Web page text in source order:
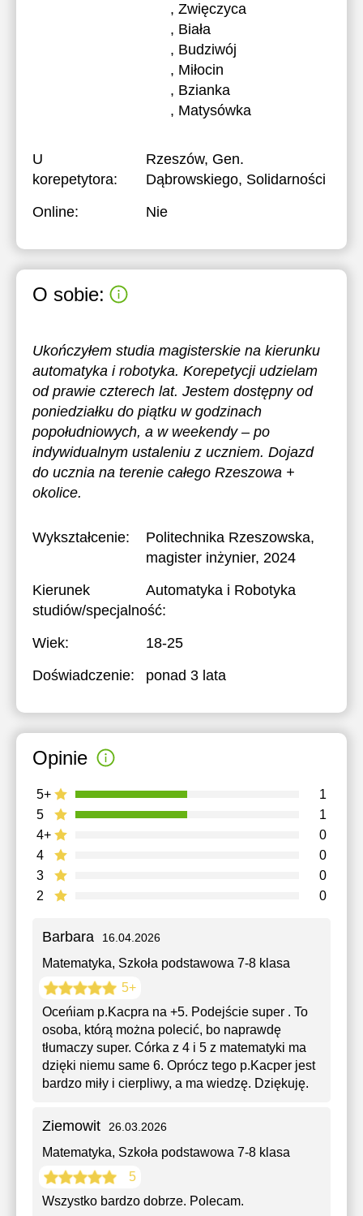
, Zwięczyca
, Biała
, Budziwój
, Miłocin
, Bzianka
, Matysówka
U
korepetytora:
Rzeszów, Gen.
Dąbrowskiego, Solidarności
Online:
Nie
O sobie:
Ukończyłem studia magisterskie na kierunku
automatyka i robotyka. Korepetycji udzielam
od prawie czterech lat. Jestem dostępny od
poniedziałku do piątku w godzinach
popołudniowych, a w weekendy – po
indywidualnym ustaleniu z uczniem. Dojazd
do ucznia na terenie całego Rzeszowa +
okolice.
Wykształcenie: Politechnika Rzeszowska,
magister inżynier, 2024
Kierunek
studiów/specjalność:
Automatyka i Robotyka
Wiek:
18-25
Doświadczenie:
ponad 3 lata
Opinie
2 0
3 0
4 0
4+ 0
5 1
5+ 1
Barbara 16.04.2026
Matematyka, Szkoła podstawowa 7-8 klasa
5+
Oceńiam p.Kacpra na +5. Podejście super . To
osoba, którą można polecić, bo naprawdę
tłumaczy super. Córka z 4 i 5 z matematyki ma
dzięki niemu same 6. Oprócz tego p.Kacper jest
bardzo miły i cierpliwy, a ma wiedzę. Dziękuję.
Ziemowit 26.03.2026
Matematyka, Szkoła podstawowa 7-8 klasa
5
Wszystko bardzo dobrze. Polecam.